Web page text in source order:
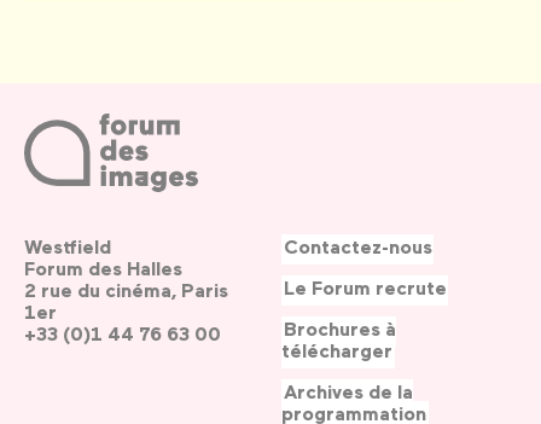
Westfield
Forum des Halles
2 rue du cinéma, Paris
1er
+33 (0)1 44 76 63 00
Contactez-nous
Le Forum recrute
Brochures à
télécharger
Archives de la
programmation